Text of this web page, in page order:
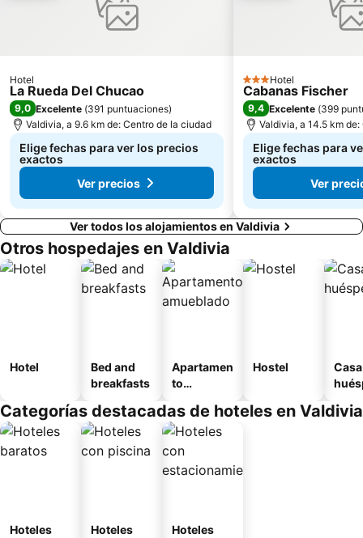
Hotel
La Rueda Del Chucao
9,0 Excelente (391 puntuaciones)
Valdivia, a 9.6 km de: Centro de la ciudad
Elige fechas para ver los precios
exactos
Ver precios
3 Estrellas
Hotel
Cabanas Fischer
9,4 Excelente (399
Valdivia, a 14.5 km
Elige fechas para
exactos
Ver
Ver todos los alojamientos en Valdivia
Otros hospedajes en Valdivia
Hotel
Bed and
breakfasts
Apartamen
to
o
Hostel
Categorías destacadas de hoteles en Valdivia
Hoteles
Hoteles
Hoteles